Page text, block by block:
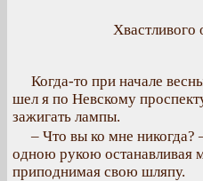
Хвастливого
Когда-то при начале
шел я по Невскому
зажигать лампы.
– Что вы ко мне
одною рукою останавливая
приподнимая свою шляпу.